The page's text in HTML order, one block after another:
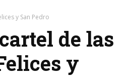
y San Pedro
de las
y